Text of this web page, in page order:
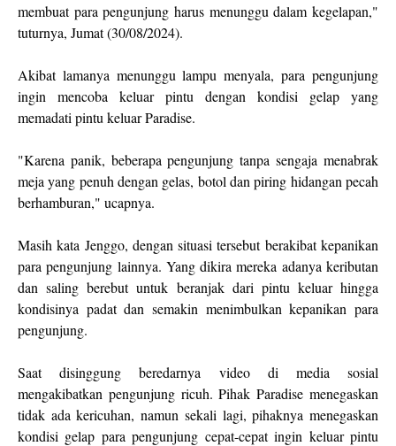
membuat para pengunjung harus menunggu dalam kegelapan,"
tuturnya, Jumat (30/08/2024).
Akibat lamanya menunggu lampu menyala, para pengunjung
ingin mencoba keluar pintu dengan kondisi gelap yang
memadati pintu keluar Paradise.
"Karena panik, beberapa pengunjung tanpa sengaja menabrak
meja yang penuh dengan gelas, botol dan piring hidangan pecah
berhamburan," ucapnya.
Masih kata Jenggo, dengan situasi tersebut berakibat kepanikan
para pengunjung lainnya. Yang dikira mereka adanya keributan
dan saling berebut untuk beranjak dari pintu keluar hingga
kondisinya padat dan semakin menimbulkan kepanikan para
pengunjung.
Saat disinggung beredarnya video di media sosial
mengakibatkan pengunjung ricuh. Pihak Paradise menegaskan
tidak ada kericuhan, namun sekali lagi, pihaknya menegaskan
kondisi gelap para pengunjung cepat-cepat ingin keluar pintu